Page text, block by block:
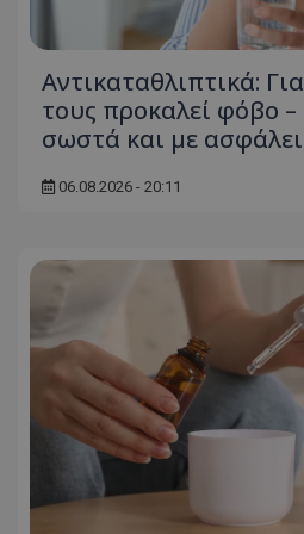
Αντικαταθλιπτικά:
τους προκαλεί φόβο –
σωστά και με
06.08.2026 - 20:11
ASP.NET_SessionId
VISITOR_PRIVACY_METADATA